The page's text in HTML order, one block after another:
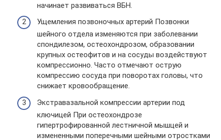
начинает развиваться ВБН.
Ущемления позвоночных артерий Позвонки
шейного отдела изменяются при заболевании
спондилезом, остеохондрозом, образовании
крупных остеофитов и на сосуды воздействуют
компрессионно. Часто отмечают острую
компрессию сосуда при поворотах головы, что
снижает кровообращение.
Экстравазальной компрессии артерии под
ключицей При остеохондрозе
гипертрофированной лестничной мышцей и
измененными поперечными шейными отростками